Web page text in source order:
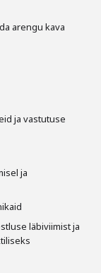
arengu kava
ja vastutuse
ja
läbiviimist ja